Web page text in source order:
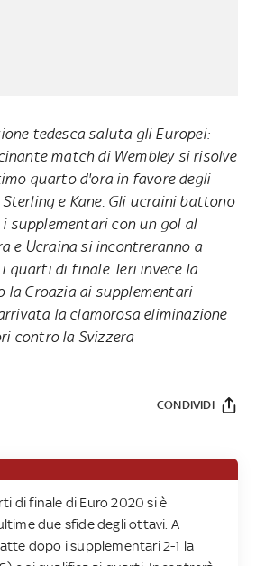
tedesca saluta gli Europei:
match di Wembley si risolve
quarto d'ora in favore degli
e Kane. Gli ucraini battono
i supplementari con un gol al
e Ucraina si incontreranno a
quarti di finale. Ieri invece la
la Croazia ai supplementari
la clamorosa eliminazione
contro la Svizzera
CONDIVIDI
di finale di Euro 2020 si è
due sfide degli ottavi. A
dopo i supplementari 2-1 la